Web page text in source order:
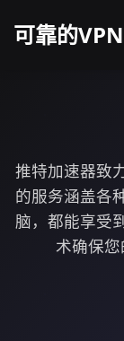
可靠的VPN
推特加速器致
的服务涵盖各
脑，都能享受
术确保您